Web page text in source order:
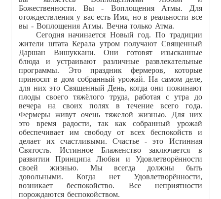
Божественности. Вы - Воплощения Атмы. Для
отождествления у вас есть Имя, но в реальности все
вы - Воплощения Атмы. Вечна только Атма.
Сегодня начинается Новый год. По традиции
жители штата Керала утром получают Священный
Даршан Вишуккани. Они готовят изысканные
блюда и устраивают различные развлекательные
программы. Это праздник фермеров, которые
приносят в дом собранный урожай. На самом деле,
для них это Священный День, когда они пожинают
плоды своего тяжёлого труда, работая с утра до
вечера на своих полях в течение всего года.
Фермеры живут очень тяжелой жизнью. Для них
это время радости, так как собранный урожай
обеспечивает им свободу от всех беспокойств и
делает их счастливыми. Счастье - это Истинная
Святость. Истинное Блаженство заключается в
развитии Принципа Любви и Удовлетворённости
своей жизнью. Мы всегда должны быть
довольными. Когда нет Удовлетворённости,
возникает беспокойство. Все неприятности
порождаются беспокойством.